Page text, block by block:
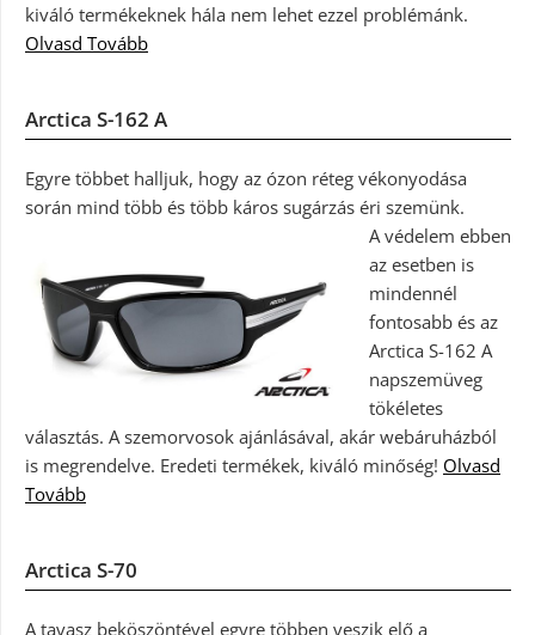
kiváló termékeknek hála nem lehet ezzel problémánk.
Olvasd Tovább
Arctica S-162 A
Egyre többet halljuk, hogy az ózon réteg vékonyodása
során mind több és több káros sugárzás éri szemünk.
A védelem ebben
az esetben is
mindennél
fontosabb és az
Arctica S-162 A
napszemüveg
tökéletes
választás. A szemorvosok ajánlásával, akár webáruházból
is megrendelve. Eredeti termékek, kiváló minőség! Olvasd
Tovább
Arctica S-70
A tavasz beköszöntével egyre többen veszik elő a